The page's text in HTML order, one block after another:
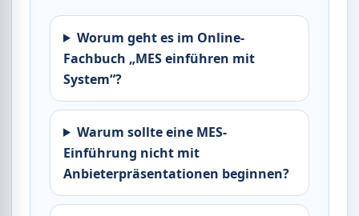
Worum geht es im Online-
Fachbuch „MES einführen mit
System“?
Warum sollte eine MES-
Einführung nicht mit
Anbieterpräsentationen beginnen?